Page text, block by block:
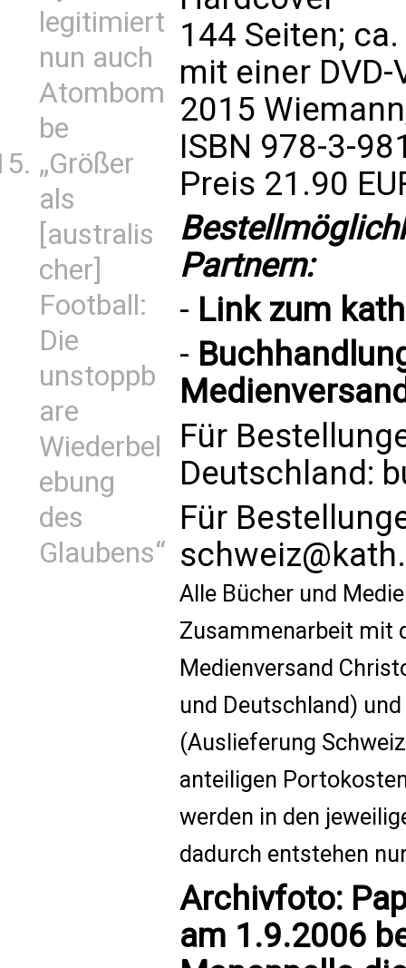
legitimiert
nun auch
Atombom
be
„Größer
als
[australis
cher]
Football:
Die
unstoppb
are
Wiederbel
ebung
des
Glaubens“
144 Seiten;
mit einer
2015
ISBN 978-3-
Preis 21.90
Partnern:
- Link zum
-
Für
Deutschland:
Für
Alle Bücher und
Zusammenarbeit mit
Medienversand
und Deutschland)
(Auslieferung
anteiligen
werden in den
dadurch entstehen
Archivfoto:
am 1.9.2006